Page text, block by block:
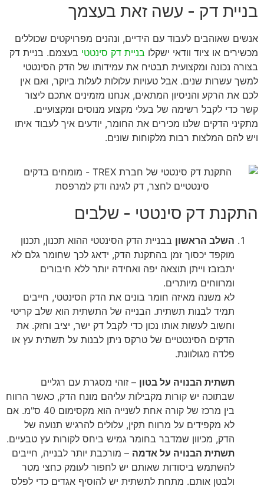
בניית דק - עשה זאת בעצמך
אנשים שאוהבים לעבוד עם הידיים, ונהנים מפרויקטים שכוללים
מכשירים או ציוד וודאי ישקלו בניית דק סינטטי בעצמם. בניית דק
בצורה נכונה ומקצועית תבטיח את עמידותו של הדק הסינטטי
למשך עשרות שנים. אבל טעויות עלולות לעלות ביוקר, ואם אין
לכם את הרקע והניסיון המתאים, אנחנו מזמינים אתכם ליצור
קשר כדי לקבל רשימה של בעלי מקצוע מנוסים ומקצועיים.
מתקיני הדקים שלנו מכירים את החומר, יודעים איך לעבוד איתו
ויש להם המלצות רבות מלקוחות שונים.
התקנת דק סינטטי - שלבים
השלב הראשון בבניית הדק הסינטטי ההוא תכנון, תכנון
מוקפד יכסוך זמן בהתקנת הדק, ידאג לכך שחומר גלם לא
יתבזבז וייתן תוצאה יפה ואחידה יותר ללא חיבורים
ומרווחים מיותרים.
לא משנה מאיזה חומר בונים את הדק הסינטטי, חייבים
תמיד לבנות תשתית. הבנייה של התשתית הוא שלב קריטי
וחשוב לעשות אותו נכון כדי לקבל דק ישר, יציב וחזק. את
הדקים הסינטטיים של טרקס ניתן לבנות על תשתית עץ או
פלדה מגולוונת.
תשתית הבנויה על בטון – זוהי מסגרת עם רגליים
שבתוכה יש קורות מקבילות עליהם מונח הדק, כאשר הרווח
בין מרכז של קורה אחת לשנייה הוא מקסימום 40 ס"מ. אם
לא מקפידים על מרווח תקין, עלולים להרגיש תנועה של
הדק, מכיוון שמדבר בחומר גמיש ביחס לקורות עץ טבעיים.
תשתית הבנויה על אדמה – מורכבת יותר לבנייה, חייבים
להשתמש ביסודות שאותם יש לחפור לעומק כחצי מטר
ולבטן אותם. מתחת לתשתית יש להוסיף אגדים כדי לפלס